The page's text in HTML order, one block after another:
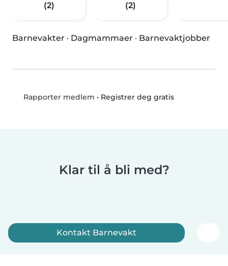
(2) (2)
Barnevakter · Dagmammaer · Barnevaktjobber
Rapporter medlem • Registrer deg gratis
Klar til å bli med?
Kontakt Barnevakt